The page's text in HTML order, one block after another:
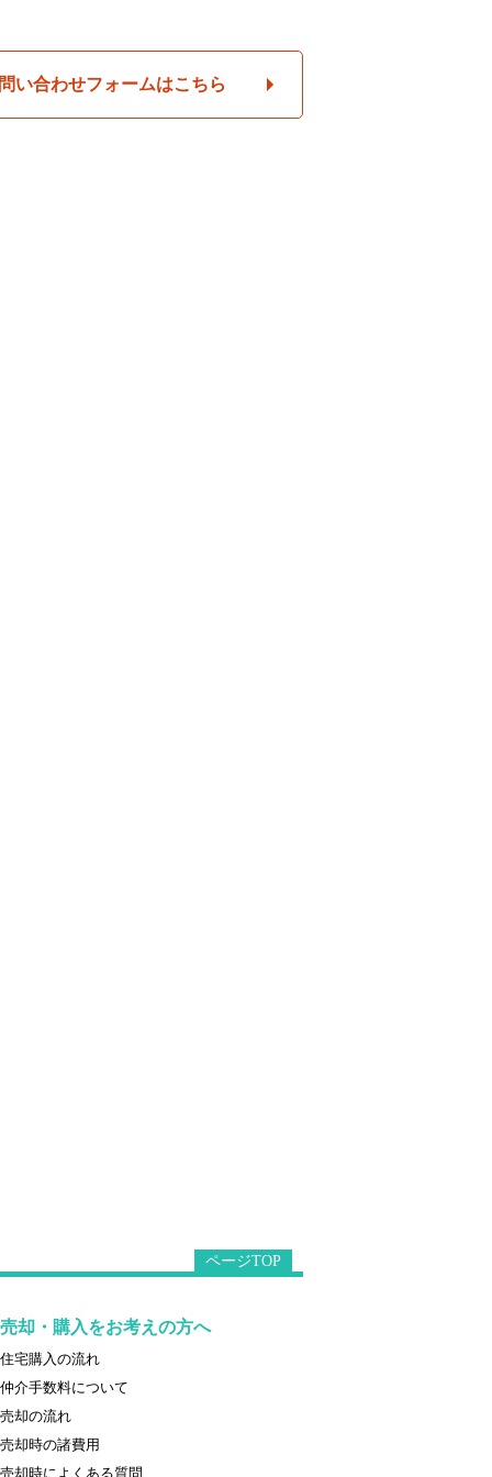
い合わせフォームはこちら
ページTOP
売却・購入をお考えの方へ
住宅購入の流れ
仲介手数料について
売却の流れ
売却時の諸費用
売却時によくある質問